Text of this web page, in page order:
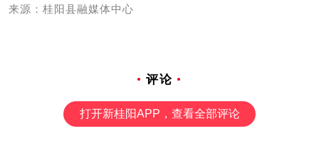
来源：桂阳县融媒体中心
评论
打开新桂阳APP，查看全部评论